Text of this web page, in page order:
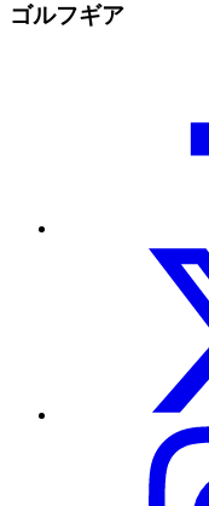
ゴルフギア